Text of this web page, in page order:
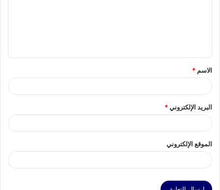
ق
*
الاسم *
البريد الإلكتروني*
الموقع الإلكتروني